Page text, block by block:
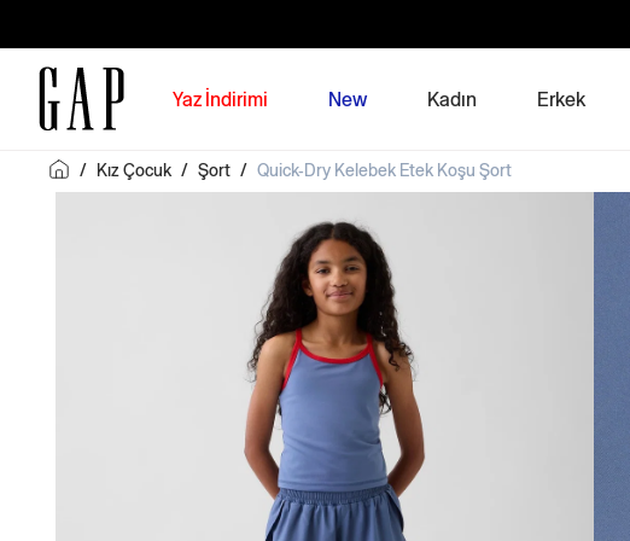
Yaz İndirimi New Kadın Erkek
/ Kız Çocuk / Şort / Quick-Dry Kelebek Etek Koşu Şort